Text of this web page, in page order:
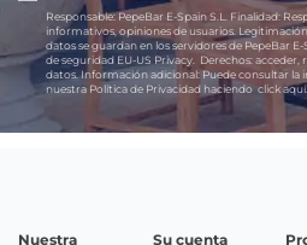
Responsable:PepeBar E-Spain S.L. Finalidad:
informativos, opiniones de usuarios.
datos se guardan en los servidores de PepeBar
de seguridad EU-US Privacy.
Derechos: acceder,
datos.Información adicional:Puede consultar la
nuestra Política de Privacidad haciendoclick aquí.
Nuestra Su cuenta